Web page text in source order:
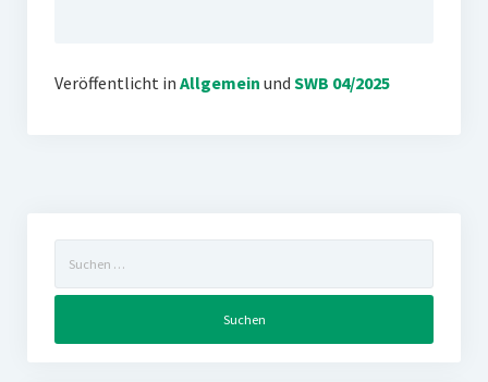
Veröffentlicht in Allgemein und SWB 04/2025
nach: